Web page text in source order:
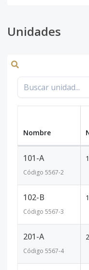
Unidades
Nombre
101-A
Código 5567-2
1
102-B
Código 5567-3
1
201-A
Código 5567-4
2